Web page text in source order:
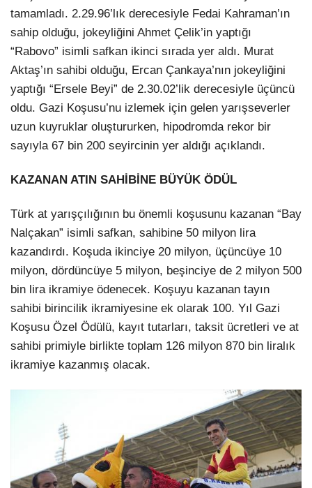
tamamladı. 2.29.96’lık derecesiyle Fedai Kahraman’ın
sahip olduğu, jokeyliğini Ahmet Çelik’in yaptığı
“Rabovo” isimli safkan ikinci sırada yer aldı. Murat
Aktaş’ın sahibi olduğu, Ercan Çankaya’nın jokeyliğini
yaptığı “Ersele Beyi” de 2.30.02’lik derecesiyle üçüncü
oldu. Gazi Koşusu’nu izlemek için gelen yarışseverler
uzun kuyruklar oluştururken, hipodromda rekor bir
sayıyla 67 bin 200 seyircinin yer aldığı açıklandı.
KAZANAN ATIN SAHİBİNE BÜYÜK ÖDÜL
Türk at yarışçılığının bu önemli koşusunu kazanan “Bay
Nalçakan” isimli safkan, sahibine 50 milyon lira
kazandırdı. Koşuda ikinciye 20 milyon, üçüncüye 10
milyon, dördüncüye 5 milyon, beşinciye de 2 milyon 500
bin lira ikramiye ödenecek. Koşuyu kazanan tayın
sahibi birincilik ikramiyesine ek olarak 100. Yıl Gazi
Koşusu Özel Ödülü, kayıt tutarları, taksit ücretleri ve at
sahibi primiyle birlikte toplam 126 milyon 870 bin liralık
ikramiye kazanmış olacak.